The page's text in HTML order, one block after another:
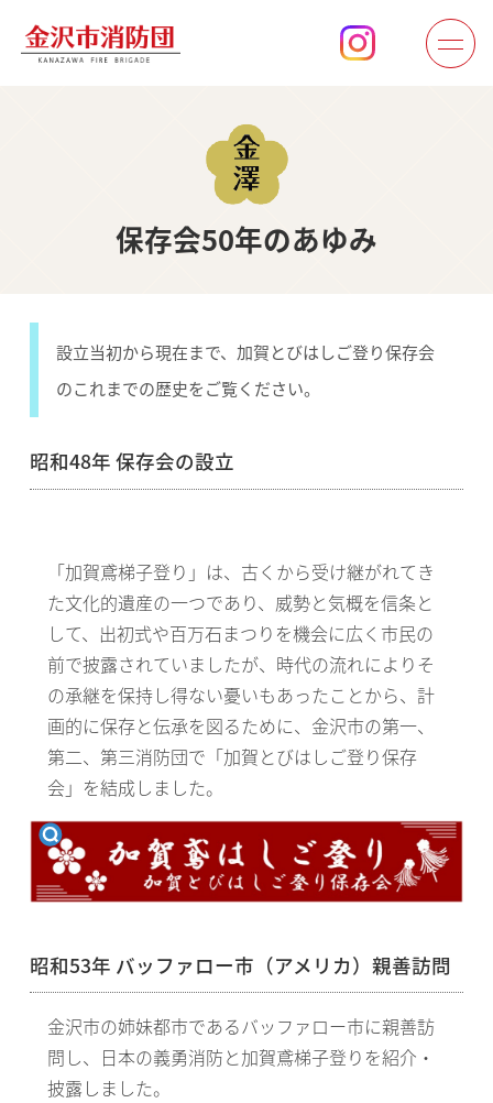
保存会50年のあゆみ
設立当初から現在まで、加賀とびはしご登り保存会
のこれまでの歴史をご覧ください。
昭和48年 保存会の設立
「加賀鳶梯子登り」は、古くから受け継がれてき
た文化的遺産の一つであり、威勢と気概を信条と
して、出初式や百万石まつりを機会に広く市民の
前で披露されていましたが、時代の流れによりそ
の承継を保持し得ない憂いもあったことから、計
画的に保存と伝承を図るために、金沢市の第一、
第二、第三消防団で「加賀とびはしご登り保存
会」を結成しました。
昭和53年 バッファロー市（アメリカ）親善訪問
金沢市の姉妹都市であるバッファロー市に親善訪
問し、日本の義勇消防と加賀鳶梯子登りを紹介・
披露しました。